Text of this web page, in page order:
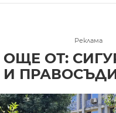
Реклама
ОЩЕ ОТ:
И